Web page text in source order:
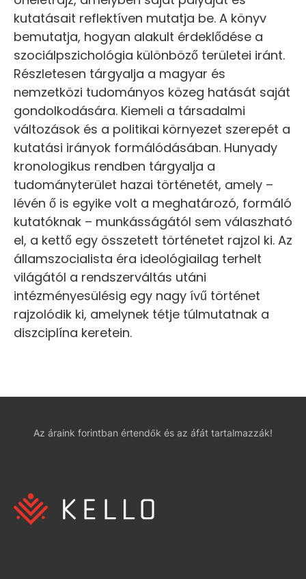
kutatásait reflektíven mutatja be. A könyv
bemutatja, hogyan alakult érdeklődése a
szociálpszichológia különböző területei iránt.
Részletesen tárgyalja a magyar és
nemzetközi tudományos közeg hatását saját
gondolkodására. Kiemeli a társadalmi
változások és a politikai környezet szerepét a
kutatási irányok formálódásában. Hunyady
kronologikus rendben tárgyalja a
tudományterület hazai történetét, amely –
lévén ő is egyike volt a meghatározó, formáló
kutatóknak – munkásságától sem válaszható
el, a kettő egy összetett történetet rajzol ki. Az
államszocialista éra ideológiailag terhelt
világától a rendszerváltás utáni
intézményesülésig egy nagy ívű történet
rajzolódik ki, amelynek tétje túlmutatnak a
diszciplína keretein.
Az áraink forintban értendők és az áfát tartalmazzák!